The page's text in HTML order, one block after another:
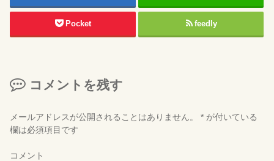
Pocket feedly
コメントを残す
メールアドレスが公開されることはありません。 * が付いている
欄は必須項目です
コメント